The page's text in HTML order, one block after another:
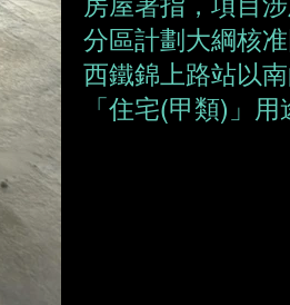
分區計劃大綱核
西鐵錦上路站以
「住宅(甲類)」